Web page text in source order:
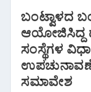
ಬಂಟ್ವಾಳದ
ಆಯೋಜಿಸಿದ್ದ
ಸಂಸ್ಥೆಗಳ
ಸಮಾವೇಶ